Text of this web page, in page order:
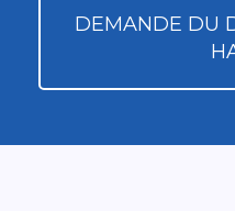
DEMANDE DU